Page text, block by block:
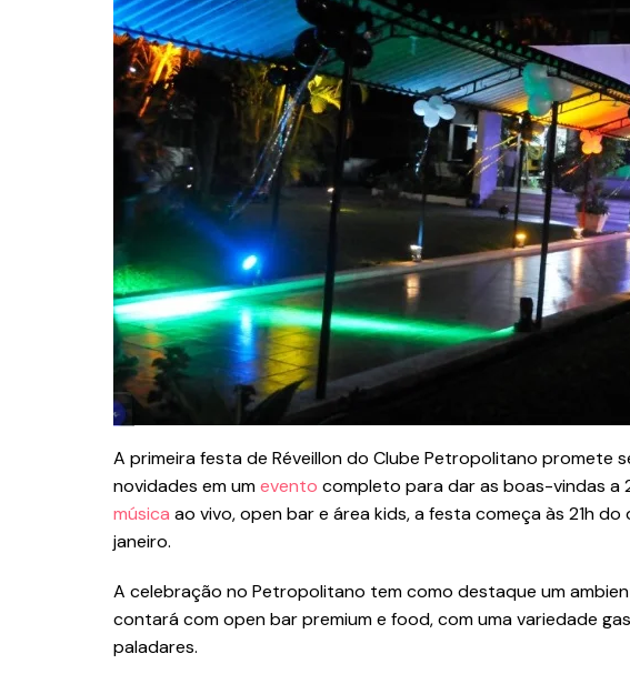
A primeira festa de Réveillon do Clube Petropolitano promete
novidades em umevento completo para dar as boas-vindas a
música ao vivo, open bar e área kids, a festa começa às 21h do
janeiro.
A celebração no Petropolitano tem como destaque um
contará com open bar premium e food, com uma variedade
paladares.